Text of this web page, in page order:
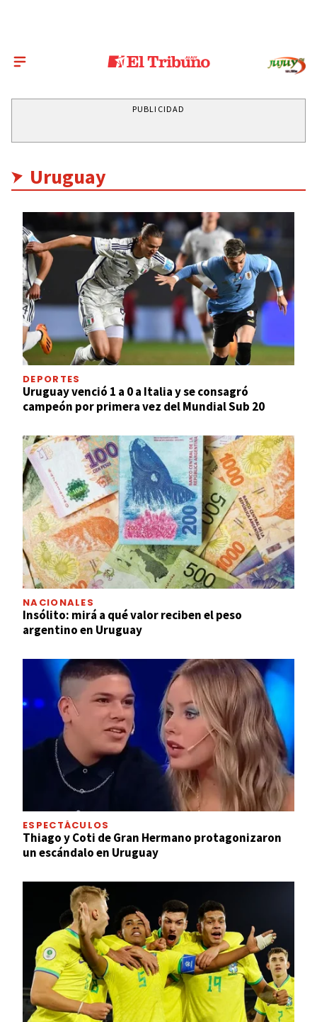
PUBLICIDAD
Uruguay
DEPORTES
Uruguay venció 1 a 0 a Italia y se consagró
campeón por primera vez del Mundial Sub 20
NACIONALES
Insólito: mirá a qué valor reciben el peso
argentino en Uruguay
ESPECTÁCULOS
Thiago y Coti de Gran Hermano protagonizaron
un escándalo en Uruguay